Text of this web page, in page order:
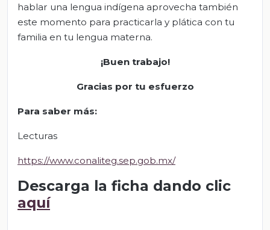
hablar una lengua indígena aprovecha también
este momento para practicarla y plática con tu
familia en tu lengua materna.
¡Buen trabajo!
Gracias por tu esfuerzo
Para saber más:
Lecturas
https://www.conaliteg.sep.gob.mx/
Descarga la ficha dando clic
aquí